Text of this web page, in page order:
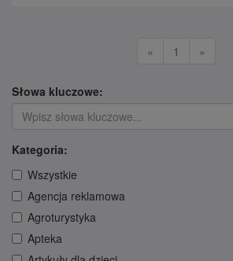
« 1 »
Słowa kluczowe:
Kategoria:
Wszystkie
Agencja reklamowa
Agroturystyka
Apteka